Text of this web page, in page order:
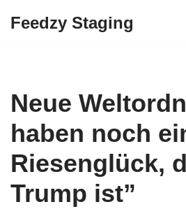
Feedzy Staging
Neue
haben noch
Riesenglück,
Trump ist”